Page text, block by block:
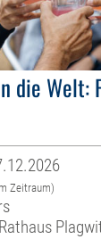
die Welt:
Zeitraum)